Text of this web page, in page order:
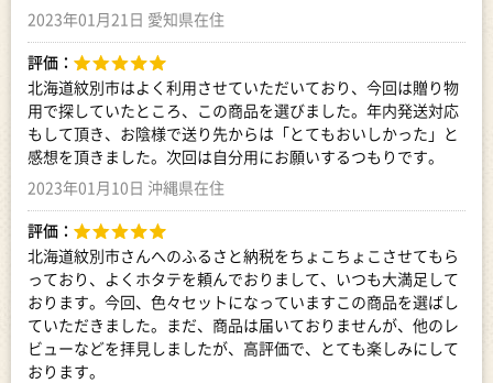
2023年01月21日 愛知県在住
評価：
北海道紋別市はよく利用させていただいており、今回は贈り物
用で探していたところ、この商品を選びました。年内発送対応
もして頂き、お陰様で送り先からは「とてもおいしかった」と
感想を頂きました。次回は自分用にお願いするつもりです。
2023年01月10日 沖縄県在住
評価：
北海道紋別市さんへのふるさと納税をちょこちょこさせてもら
っており、よくホタテを頼んでおりまして、いつも大満足して
おります。今回、色々セットになっていますこの商品を選ばし
ていただきました。まだ、商品は届いておりませんが、他のレ
ビューなどを拝見しましたが、高評価で、とても楽しみにして
おります。